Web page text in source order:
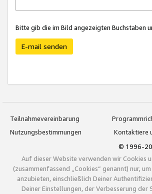
Bitte gib die im Bild angezeigten Buchstaben
E-mail senden
Teilnahmevereinbarung
Nutzungsbestimmungen
Kontaktiere
© 1996-
Auf dieser Website verwenden wir Cookies
(zusammenfassend „Cookies“ genannt) nur,
anzubieten, einschließlich Deiner
Deiner Einstellungen, der Verbesserung der